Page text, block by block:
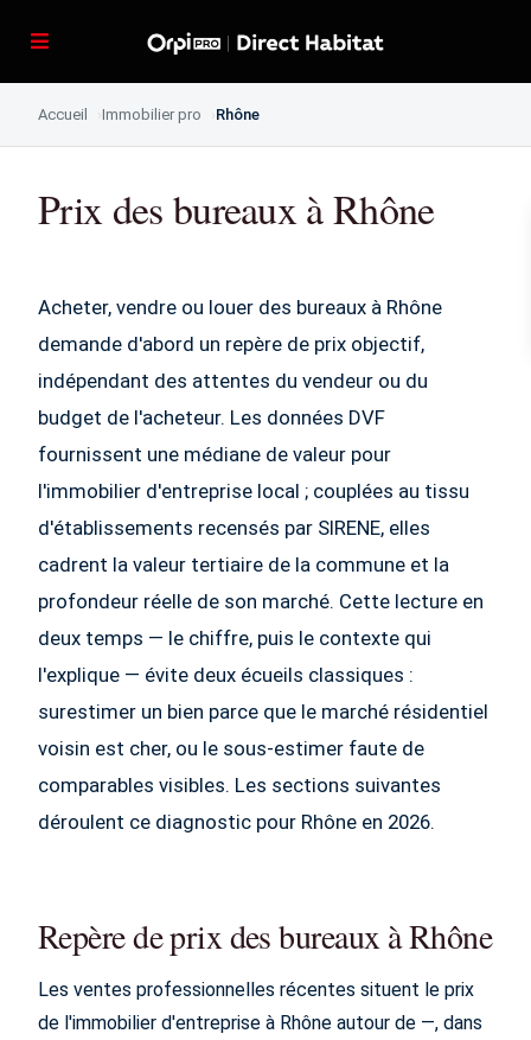
Accueil Immobilier pro Rhône
Prix des bureaux à Rhône
Acheter, vendre ou louer des bureaux à Rhône
demande d'abord un repère de prix objectif,
indépendant des attentes du vendeur ou du
budget de l'acheteur. Les données DVF
fournissent une médiane de valeur pour
l'immobilier d'entreprise local ; couplées au tissu
d'établissements recensés par SIRENE, elles
cadrent la valeur tertiaire de la commune et la
profondeur réelle de son marché. Cette lecture en
deux temps — le chiffre, puis le contexte qui
l'explique — évite deux écueils classiques :
surestimer un bien parce que le marché résidentiel
voisin est cher, ou le sous-estimer faute de
comparables visibles. Les sections suivantes
déroulent ce diagnostic pour Rhône en 2026.
Repère de prix des bureaux à Rhône
Les ventes professionnelles récentes situent le prix
de l'immobilier d'entreprise à Rhône autour de —, dans